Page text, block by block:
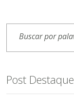
Post Destaque